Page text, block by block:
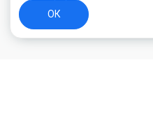
ОК